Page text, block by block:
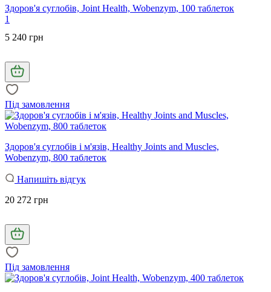
Здоров'я суглобів, Joint Health, Wobenzym, 100 таблеток
1
5 240 грн
Під замовлення
Здоров'я суглобів і м'язів, Healthy Joints and Muscles,
Wobenzym, 800 таблеток
Напишіть відгук
20 272 грн
Під замовлення